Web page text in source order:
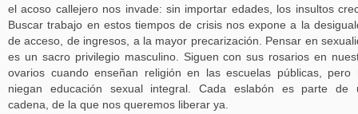
el acoso callejero nos invade: sin importar edades, los insultos
Buscar trabajo en estos tiempos de crisis nos expone a la
de acceso, de ingresos, a la mayor precarización. Pensar en
es un sacro privilegio masculino. Siguen con sus rosarios en
ovarios cuando enseñan religión en las escuelas públicas, pero
niegan educación sexual integral. Cada eslabón es parte de
cadena, de la que nos queremos liberar ya.